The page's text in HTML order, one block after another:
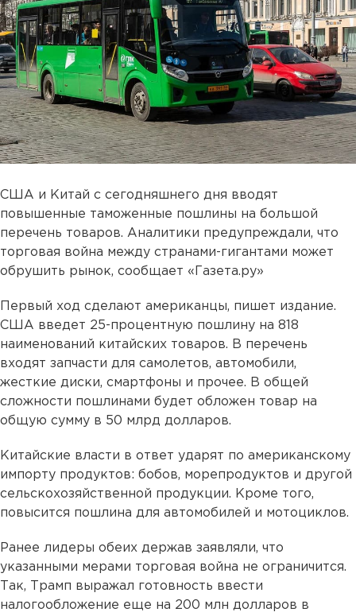
США и Китай с сегодняшнего дня вводят
повышенные таможенные пошлины на большой
перечень товаров. Аналитики предупреждали, что
торговая война между странами-гигантами может
обрушить рынок, сообщает «Газета.ру»
Первый ход сделают американцы, пишет издание.
США введет 25-процентную пошлину на 818
наименований китайских товаров. В перечень
входят запчасти для самолетов, автомобили,
жесткие диски, смартфоны и прочее. В общей
сложности пошлинами будет обложен товар на
общую сумму в 50 млрд долларов.
Китайские власти в ответ ударят по американскому
импорту продуктов: бобов, морепродуктов и другой
сельскохозяйственной продукции. Кроме того,
повысится пошлина для автомобилей и мотоциклов.
Ранее лидеры обеих держав заявляли, что
указанными мерами торговая война не ограничится.
Так, Трамп выражал готовность ввести
налогообложение еще на 200 млн долларов в